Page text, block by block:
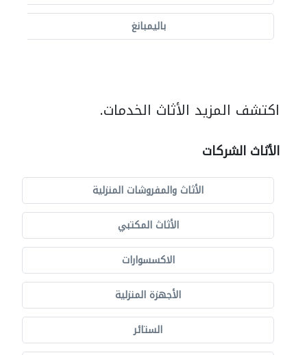
باليمبانغ
اكتشف المزيد الأثاث الخدمات.
الأثاث الشركات
الأثاث والمفروشات المنزلية
الأثاث المكتبي
الاكسسوارات
الأجهزة المنزلية
الستائر